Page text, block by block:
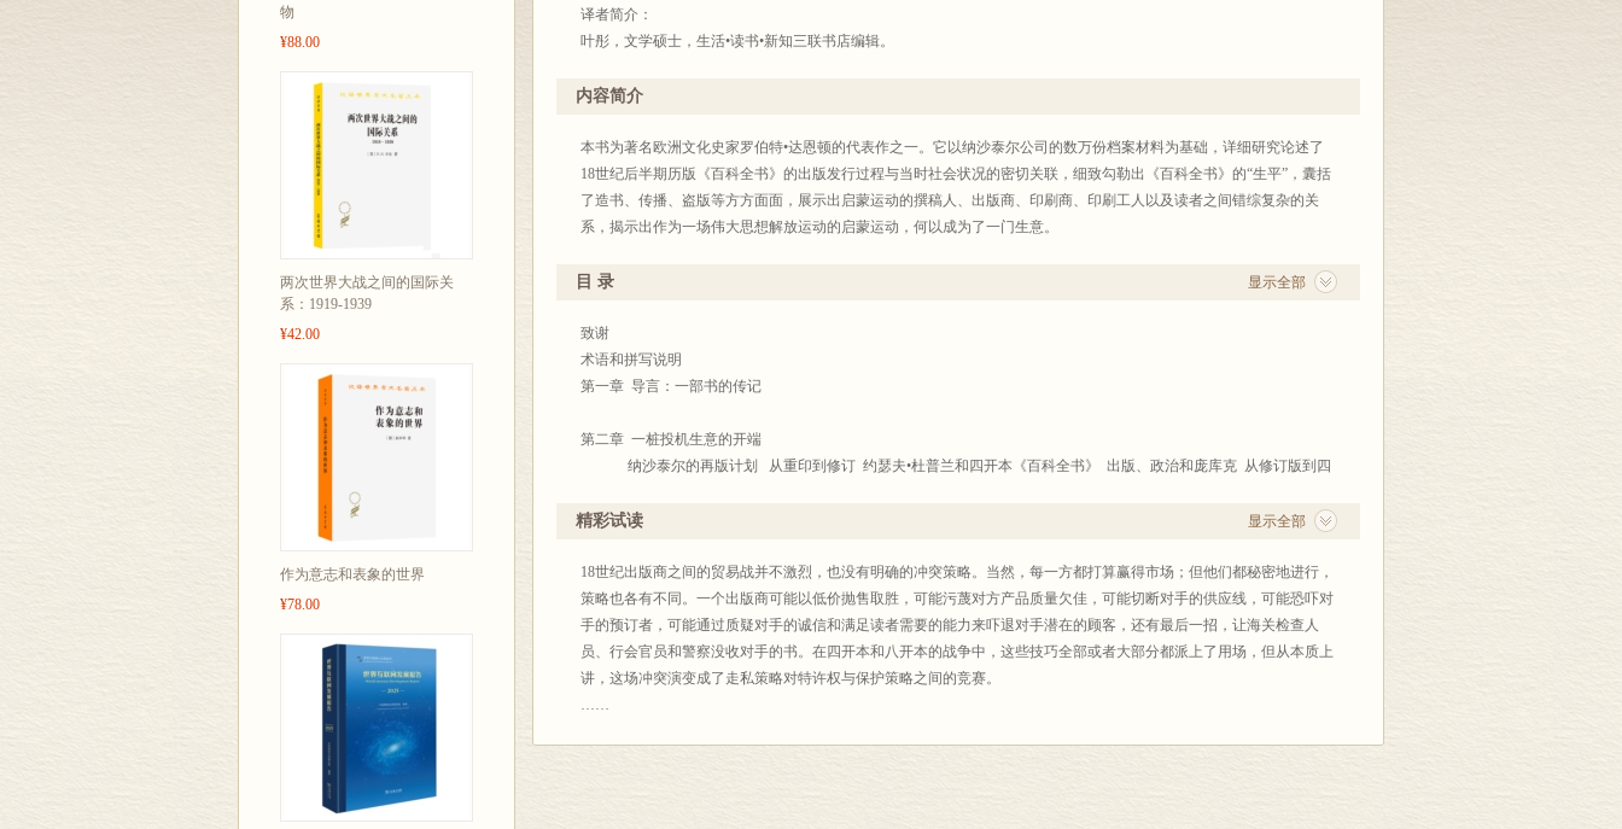
物
¥88.00
两次世界大战之间的国际关
系：1919-1939
¥42.00
作为意志和表象的世界
¥78.00
译者简介：
叶彤，文学硕士，生活•读书•新知三联书店编辑。
子的鸦片》《传统的发明》等。
内容简介
本书为著名欧洲文化史家罗伯特•达恩顿的代表作之一。它以纳沙泰尔公司的数万份档案材料为基础，详细研究论述了
18世纪后半期历版《百科全书》的出版发行过程与当时社会状况的密切关联，细致勾勒出《百科全书》的“生平”，囊括
了造书、传播、盗版等方方面面，展示出启蒙运动的撰稿人、出版商、印刷商、印刷工人以及读者之间错综复杂的关
系，揭示出作为一场伟大思想解放运动的启蒙运动，何以成为了一门生意。
显示全部
目 录
致谢
术语和拼写说明
第一章 导言：一部书的传记
第二章 一桩投机生意的开端
纳沙泰尔的再版计划 从重印到修订 约瑟夫•杜普兰和四开本《百科全书》 出版、政治和庞库克 从修订版到四
第三章 变戏法一样的各种版本
第四章 盗版与商战
盗版的侵入 八开本出版商和他们的《百科全书》 四开本—八开本之战的由来 外交手段的最后失 公开的战争 为和平而
磋商 奇特的和平
第五章 造书
生产体系不堪重负 获得纸张 “原稿” 招募工人 制订工资标准 调整工资步伐和管理工人 印制：技术和人的因素
第六章 传播
显示全部
精彩试读
18世纪出版商之间的贸易战并不激烈，也没有明确的冲突策略。当然，每一方都打算赢得市场；但他们都秘密地进行，
策略也各有不同。一个出版商可能以低价抛售取胜，可能污蔑对方产品质量欠佳，可能切断对手的供应线，可能恐吓对
手的预订者，可能通过质疑对手的诚信和满足读者需要的能力来吓退对手潜在的顾客，还有最后一招，让海关检查人
员、行会官员和警察没收对手的书。在四开本和八开本的战争中，这些技巧全部或者大部分都派上了用场，但从本质上
讲，这场冲突演变成了走私策略对特许权与保护策略之间的竞赛。
……